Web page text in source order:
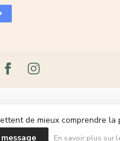
de mieux comprendre
En savoir plus sur